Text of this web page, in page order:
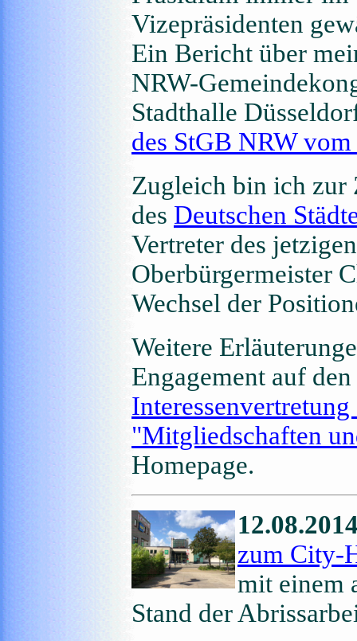
Vizepräsidenten
Ein Bericht über
NRW-
Stadthalle
des StGB NRW
Zugleich bin ich
des Deutschen
Vertreter des
Oberbürgermeister
Wechsel der
Weitere
Engagement auf
"Mitgliedschaften
Homepage.
zum City-
mit einem
Stand der